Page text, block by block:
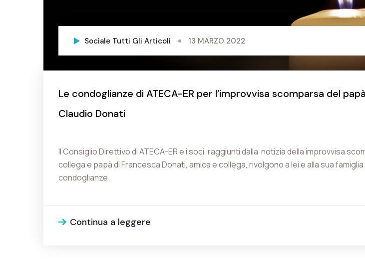
Sociale Tutti Gli Articoli 13 MARZO 2022
Le condoglianze di ATECA-ER per l’improvvisa scomparsa del
Claudio Donati
Il Consiglio Direttivo di ATECA-ER e i soci, raggiunti dalla notizia della improvvisa
collega e papà di Francesca Donati, amica e collega, rivolgono a lei e alla sua
condoglianze.
Continua a leggere
SONDAGGIO
ATECA – ER Webinar gratuito 11